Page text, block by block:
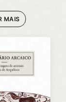
MAIS